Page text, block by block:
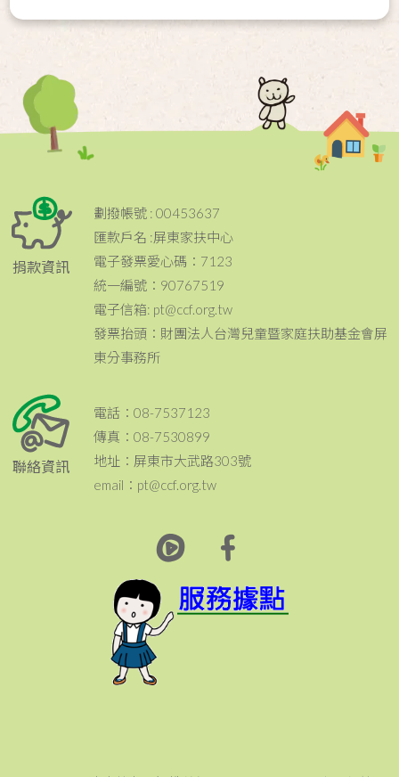
捐款資訊
劃撥帳號 : 00453637
匯款戶名 :屏東家扶中心
電子發票愛心碼：7123
統一編號：90767519
電子信箱: pt@ccf.org.tw
發票抬頭：財團法人台灣兒童暨家庭扶助基金會屏
東分事務所
聯絡資訊
電話：08-7537123
傳真：08-7530899
地址：屏東市大武路303號
email：pt@ccf.org.tw